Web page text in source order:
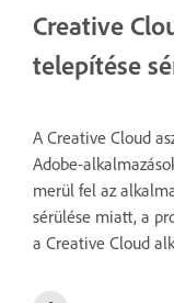
Creative
telepítése
A Creative Cloud
Adobe-
merül fel az
sérülése miatt, a
a Creative Cloud